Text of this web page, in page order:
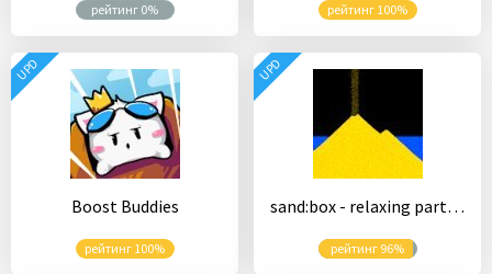
рейтинг 0% рейтинг 100%
Boost Buddies
рейтинг 100%
UPD
sand:box - relaxing particle engine
рейтинг 96%
UPD